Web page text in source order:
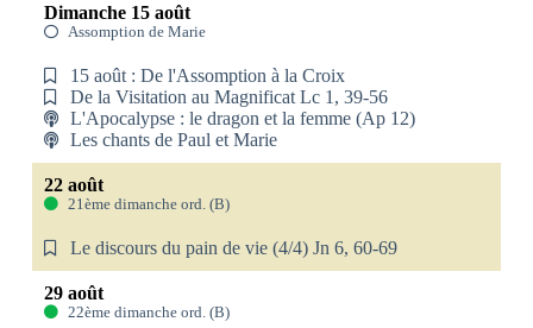
Dimanche 15 août
Assomption de Marie
15 août : De l'Assomption à la Croix
De la Visitation au Magnificat Lc 1, 39-56
L'Apocalypse : le dragon et la femme (Ap 12)
Les chants de Paul et Marie
22 août
21ème dimanche ord. (B)
Le discours du pain de vie (4/4) Jn 6, 60-69
29 août
22ème dimanche ord. (B)